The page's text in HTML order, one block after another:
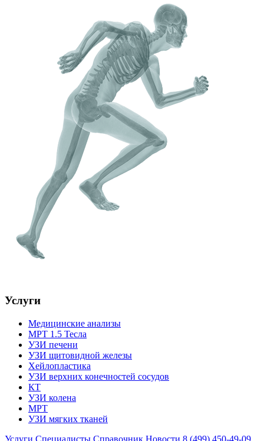
Услуги
Медицинские анализы
МРТ 1.5 Тесла
УЗИ печени
УЗИ щитовидной железы
Хейлопластика
УЗИ верхних конечностей сосудов
КТ
УЗИ колена
МРТ
УЗИ мягких тканей
Услуги Специалисты Справочник Новости 8 (499) 450-49-09